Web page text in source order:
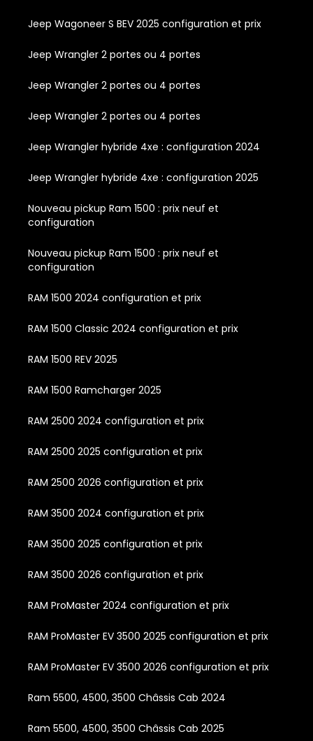
Jeep Wagoneer S BEV 2025 configuration et prix
Jeep Wrangler 2 portes ou 4 portes
Jeep Wrangler 2 portes ou 4 portes
Jeep Wrangler 2 portes ou 4 portes
Jeep Wrangler hybride 4xe : configuration 2024
Jeep Wrangler hybride 4xe : configuration 2025
Nouveau pickup Ram 1500 : prix neuf et
configuration
Nouveau pickup Ram 1500 : prix neuf et
configuration
RAM 1500 2024 configuration et prix
RAM 1500 Classic 2024 configuration et prix
RAM 1500 REV 2025
RAM 1500 Ramcharger 2025
RAM 2500 2024 configuration et prix
RAM 2500 2025 configuration et prix
RAM 2500 2026 configuration et prix
RAM 3500 2024 configuration et prix
RAM 3500 2025 configuration et prix
RAM 3500 2026 configuration et prix
RAM ProMaster 2024 configuration et prix
RAM ProMaster EV 3500 2025 configuration et prix
RAM ProMaster EV 3500 2026 configuration et prix
Ram 5500, 4500, 3500 Châssis Cab 2024
Ram 5500, 4500, 3500 Châssis Cab 2025